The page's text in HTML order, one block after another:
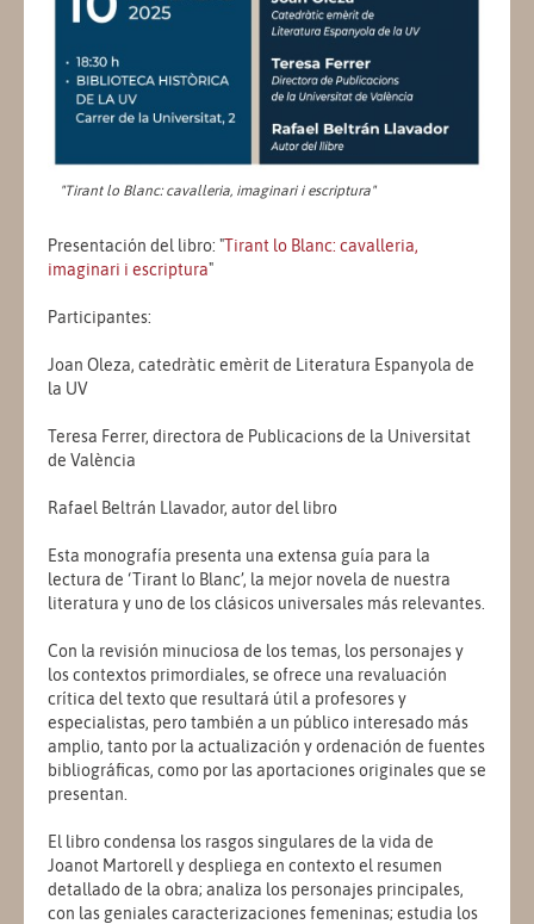
"Tirant lo Blanc: cavalleria, imaginari i escriptura"
Presentación del libro: "Tirant lo Blanc: cavalleria,
imaginari i escriptura"
Participantes:
Joan Oleza, catedràtic emèrit de Literatura Espanyola de
la UV
Teresa Ferrer, directora de Publicacions de la Universitat
de València
Rafael Beltrán Llavador, autor del libro
Esta monografía presenta una extensa guía para la
lectura de ‘Tirant lo Blanc’, la mejor novela de nuestra
literatura y uno de los clásicos universales más relevantes.
Con la revisión minuciosa de los temas, los personajes y
los contextos primordiales, se ofrece una revaluación
crítica del texto que resultará útil a profesores y
especialistas, pero también a un público interesado más
amplio, tanto por la actualización y ordenación de fuentes
bibliográficas, como por las aportaciones originales que se
presentan.
El libro condensa los rasgos singulares de la vida de
Joanot Martorell y despliega en contexto el resumen
detallado de la obra; analiza los personajes principales,
con las geniales caracterizaciones femeninas; estudia los